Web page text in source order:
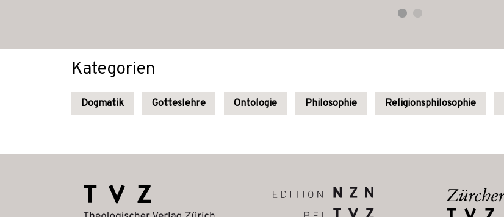
Kategorien
Dogmatik Gotteslehre Ontologie Philosophie Religionsphilosophie